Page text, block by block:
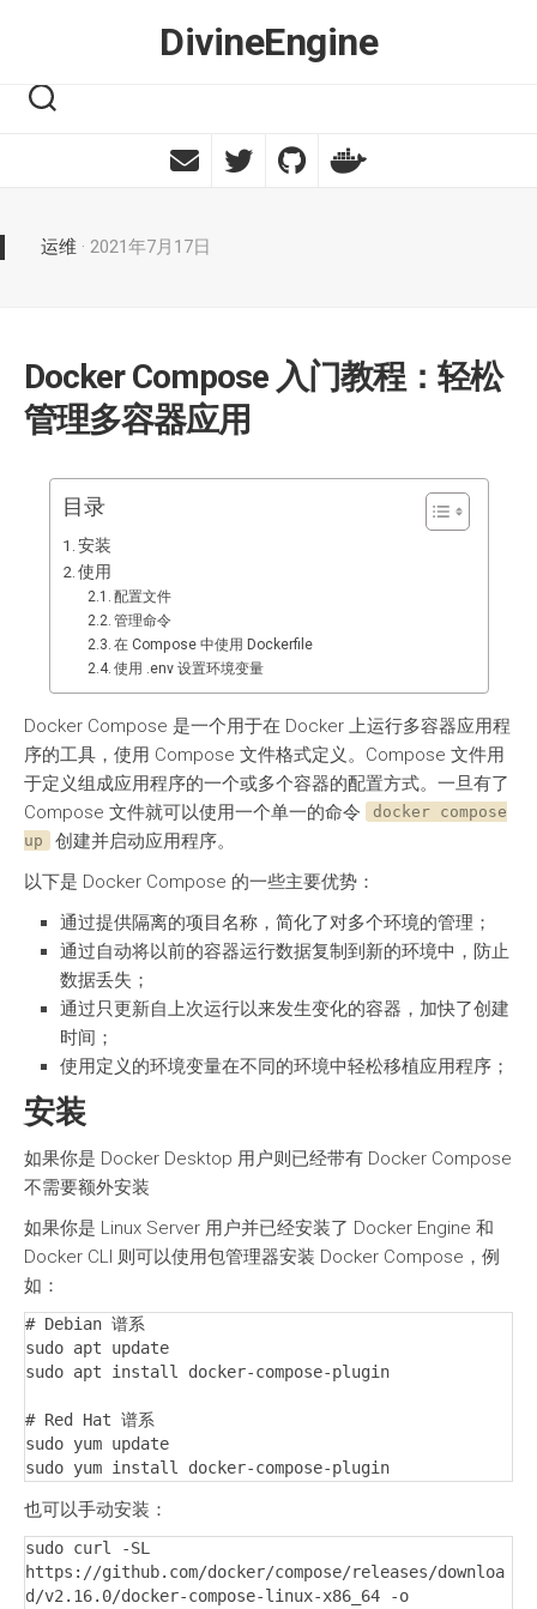
DivineEngine
运维 · 2021年7月17日
Docker Compose 入门教程：轻松
管理多容器应用
目录
安装
使用
配置文件
管理命令
在 Compose 中使用 Dockerfile
使用 .env 设置环境变量
Docker Compose 是一个用于在 Docker 上运行多容器应用程
序的工具，使用 Compose 文件格式定义。Compose 文件用
于定义组成应用程序的一个或多个容器的配置方式。一旦有了
Compose 文件就可以使用一个单一的命令
docker compose
up
创建并启动应用程序。
以下是 Docker Compose 的一些主要优势：
通过提供隔离的项目名称，简化了对多个环境的管理；
通过自动将以前的容器运行数据复制到新的环境中，防止
数据丢失；
通过只更新自上次运行以来发生变化的容器，加快了创建
时间；
使用定义的环境变量在不同的环境中轻松移植应用程序；
安装
如果你是 Docker Desktop 用户则已经带有 Docker Compose
不需要额外安装
如果你是 Linux Server 用户并已经安装了 Docker Engine 和
Docker CLI 则可以使用包管理器安装 Docker Compose，例
如：
# Debian 谱系
sudo apt update
sudo apt install docker-compose-plugin
# Red Hat 谱系
sudo yum update
sudo yum install docker-compose-plugin
也可以手动安装：
sudo curl -SL
https://github.com/docker/compose/releases/downloa
d/v2.16.0/docker-compose-linux-x86_64 -o